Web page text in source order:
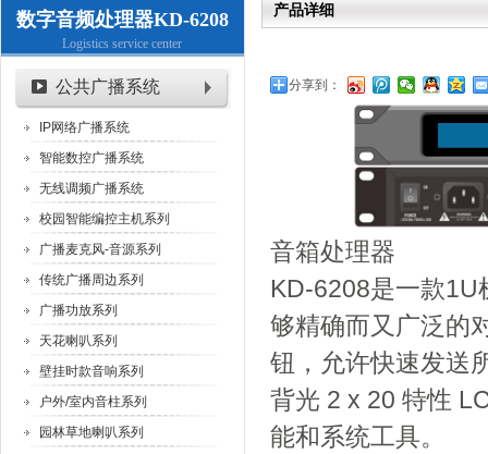
数字音频处理器KD-6208
Logistics service center
公共广播系统
IP网络广播系统
智能数控广播系统
无线调频广播系统
校园智能编控主机系列
广播麦克风-音源系列
传统广播周边系列
广播功放系列
天花喇叭系列
壁挂时款音响系列
户外/室内音柱系列
园林草地喇叭系列
产品详细
分享到：
音箱处理器
KD-6208是一款
够精确而又广泛的
钮，允许快速发送
背光 2 x 20 特性
能和系统工具。